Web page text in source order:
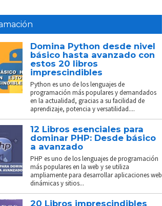
Domina Python desde nivel
básico hasta avanzado con
estos 20 libros
imprescindibles
Python es uno de los lenguajes de
programación más populares y demandados
en la actualidad, gracias a su facilidad de
aprendizaje, potencia y versatilidad....
12 Libros esenciales para
dominar PHP: Desde básico
a avanzado
PHP es uno de los lenguajes de programación
más populares en la web y se utiliza
ampliamente para desarrollar aplicaciones web
dinámicas y sitios...
20 Libros imprescindibles